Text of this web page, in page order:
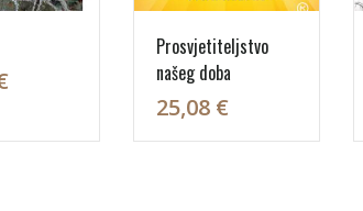
Prosvjetiteljstvo
našeg doba
25,08 €